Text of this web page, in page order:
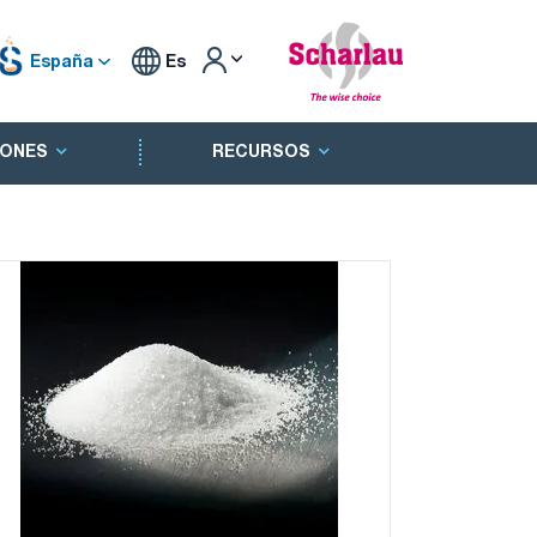
España Es
RECURSOS